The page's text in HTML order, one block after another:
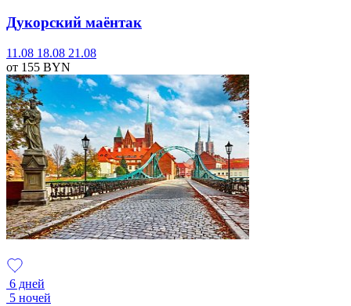
Дукорский маёнтак
11.08 18.08 21.08
от 155 BYN
6 дней
5 ночей